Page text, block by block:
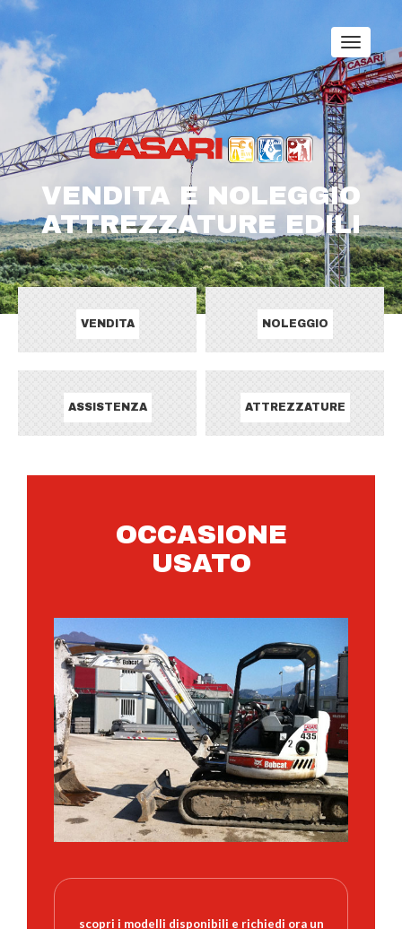
VENDITA E NOLEGGIO
ATTREZZATURE EDILI
VENDITA NOLEGGIO
ASSISTENZA ATTREZZATURE
OCCASIONE
USATO
scopri i modelli disponibili e richiedi ora un